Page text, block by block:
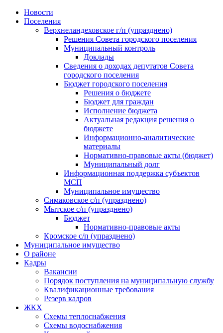
Skip
Новости
Поселения
Верхнеландеховское г/п (упразднено)
Решения Совета городского поселения
Муниципальный контроль
Доклады
Сведения о доходах депутатов Совета
городского поселения
Бюджет городского поселения
Решения о бюджете
Бюджет для граждан
Исполнение бюджета
Актуальная редакция решения о
бюджете
Информационно-аналитические
материалы
Нормативно-правовые акты (бюджет)
Муниципальный долг
Информационная поддержка субъектов
МСП
Муниципальное имущество
Симаковское с/п (упразднено)
Мытское с/п (упразднено)
Бюджет
Нормативно-правовые акты
Кромское с/п (упразднено)
Муниципальное имущество
О районе
Кадры
Вакансии
Порядок поступления на муниципальную службу
Квалификационные требования
Резерв кадров
ЖКХ
Схемы теплоснабжения
Схемы водоснабжения